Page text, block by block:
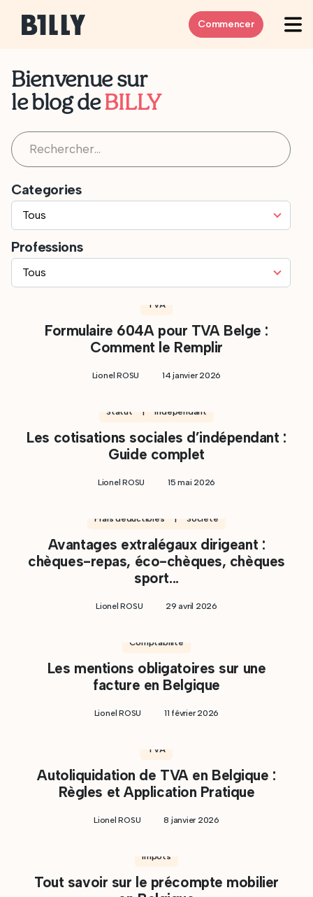
Commencer
Bienvenue sur
le blog deBILLY
Rechercher :
Categories
Professions
TVA
Formulaire 604A pour TVA Belge :
Comment le Remplir
Lionel ROSU 14 janvier 2026
Statut | Indépendant
Les cotisations sociales d’indépendant :
Guide complet
Lionel ROSU 15 mai 2026
Frais déductibles | Société
Avantages extralégaux dirigeant :
chèques-repas, éco-chèques, chèques
sport...
Lionel ROSU 29 avril 2026
Comptabilité
Les mentions obligatoires sur une
facture en Belgique
Lionel ROSU 11 février 2026
TVA
Autoliquidation de TVA en Belgique :
Règles et Application Pratique
Lionel ROSU 8 janvier 2026
Impôts
Tout savoir sur le précompte mobilier